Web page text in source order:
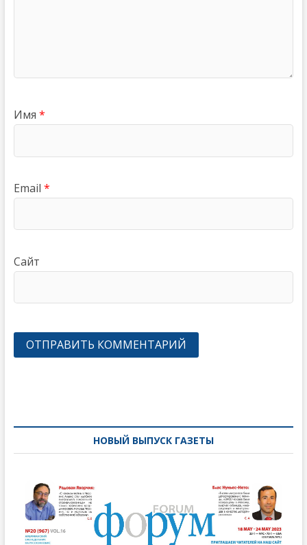
Имя *
Email *
Сайт
записямНОВЫЙ ВЫПУСК ГАЗЕТЫ